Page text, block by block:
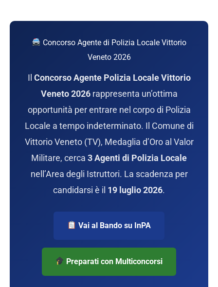
Concorso Agente di Polizia Locale Vittorio
Veneto 2026
Il Concorso Agente Polizia Locale Vittorio
Veneto 2026rappresenta un’ottima
opportunità per entrare nel corpo di Polizia
Locale a tempo indeterminato. Il Comune di
Vittorio Veneto (TV), Medaglia d’Oro al Valor
Militare, cerca 3 Agenti di Polizia Locale
nell’Area degli Istruttori. La scadenza per
candidarsi è il 19 luglio 2026.
Vai al Bando su InPA
Preparati con Multiconcorsi